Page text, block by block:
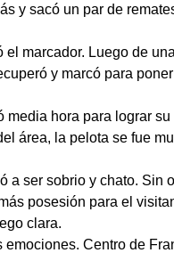
y sacó un par de
el marcador. Luego de
y marcó para
media hora para lograr
área, la pelota se fue
a ser sobrio y chato. Sin
posesión para el
clara.
Centro de